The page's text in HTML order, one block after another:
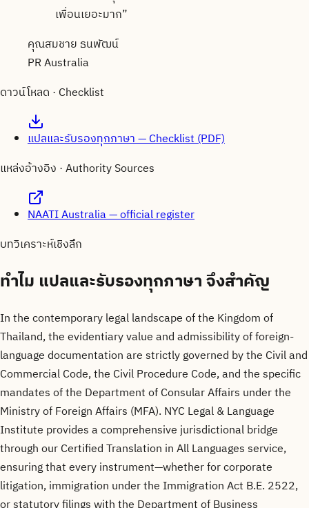
เพื่อนเยอะมาก”
คุณสมชาย ธนพัฒน์
PR Australia
ดาวน์โหลด · Checklist
แปลและรับรองทุกภาษา — Checklist (PDF)
แหล่งอ้างอิง · Authority Sources
NAATI Australia — official register
บทวิเคราะห์เชิงลึก
ทำไม แปลและรับรองทุกภาษาจึงสำคัญ
In the contemporary legal landscape of the Kingdom of
Thailand, the evidentiary value and admissibility of foreign-
language documentation are strictly governed by the Civil and
Commercial Code, the Civil Procedure Code, and the specific
mandates of the Department of Consular Affairs under the
Ministry of Foreign Affairs (MFA). NYC Legal & Language
Institute provides a comprehensive jurisdictional bridge
through our Certified Translation in All Languages service,
ensuring that every instrument—whether for corporate
litigation, immigration under the Immigration Act B.E. 2522,